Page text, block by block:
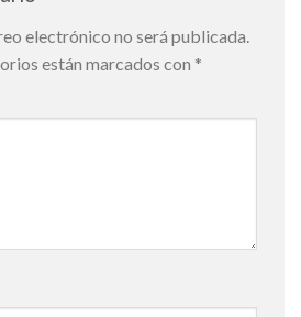
electrónico no será publicada.
están marcados con *